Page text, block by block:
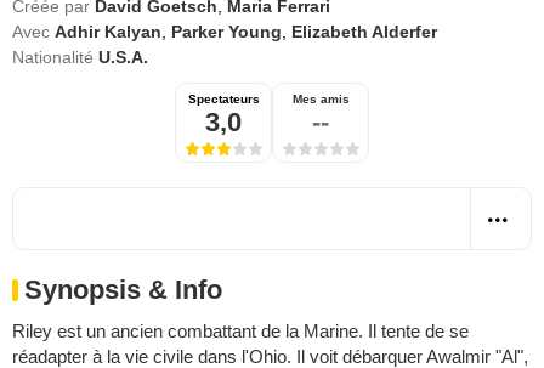
Créée par David Goetsch
Maria Ferrari
Avec Adhir Kalyan Parker Young
Elizabeth Alderfer
Nationalité U.S.A.
Spectateurs
3,0
Mes amis
--
Synopsis & Info
Riley est un ancien combattant de la Marine. Il tente de se
réadapter à la vie civile dans l'Ohio. Il voit débarquer Awalmir "Al",